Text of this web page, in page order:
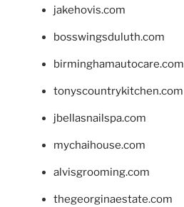
jakehovis.com
bosswingsduluth.com
birminghamautocare.com
tonyscountrykitchen.com
jbellasnailspa.com
mychaihouse.com
alvisgrooming.com
thegeorginaestate.com